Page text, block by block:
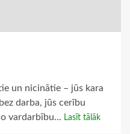
un nicinātie – jūs kara
darba, jūs cerību
vardarbību... Lasīt tālāk